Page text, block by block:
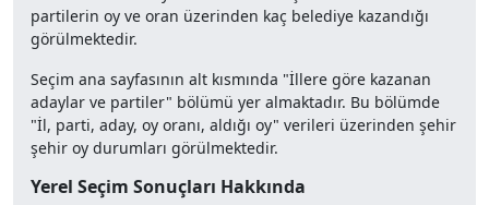
partilerin oy ve oran üzerinden kaç belediye kazandığı
görülmektedir.
Seçim ana sayfasının alt kısmında "İllere göre kazanan
adaylar ve partiler" bölümü yer almaktadır. Bu bölümde
"İl, parti, aday, oy oranı, aldığı oy" verileri üzerinden şehir
şehir oy durumları görülmektedir.
Yerel Seçim Sonuçları Hakkında